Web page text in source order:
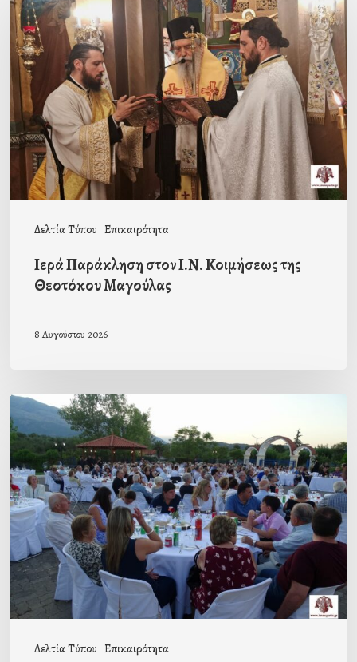
Δελτία Τύπου Επικαιρότητα
Παράκληση
στον
Ι.Ν.
Κοιμήσεως
της
Θεοτόκου
Μαγούλας
Ιερά Παράκληση στον Ι.Ν. Κοιμήσεως της
Θεοτόκου Μαγούλας
8 Αυγούστου 2026
Δελτία Τύπου Επικαιρότητα
Πρόσκληση
προς
τους
Ομογενείς
μας